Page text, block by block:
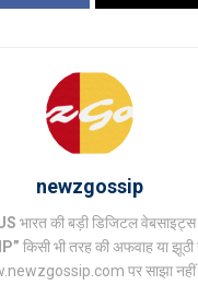
newzgossip
भारत की बड़ी डिजिटल
किसी भी तरह की अफवाह या
पर साझा नहीं